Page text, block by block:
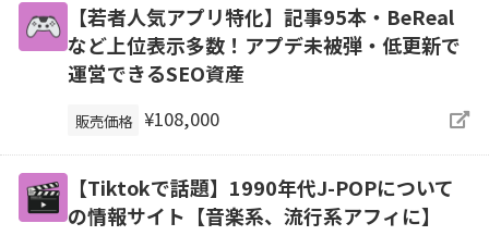
【若者人気アプリ特化】記事95本・BeReal
など上位表示多数！アプデ未被弾・低更新で
運営できるSEO資産
販売価格 ¥108,000
【Tiktokで話題】1990年代J-POPについて
の情報サイト【音楽系、流行系アフィに】